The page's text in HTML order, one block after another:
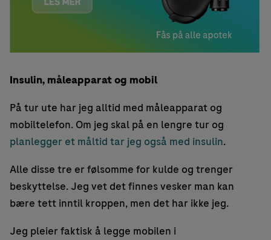
Insulin, måleapparat og mobil
På tur ute har jeg alltid med måleapparat og
mobiltelefon. Om jeg skal på en lengre tur og
planlegger et måltid tar jeg også med insulin.
Alle disse tre er følsomme for kulde og trenger
beskyttelse. Jeg vet det finnes vesker man kan
bære tett inntil kroppen, men det har ikke jeg.
Jeg pleier faktisk å legge mobilen i